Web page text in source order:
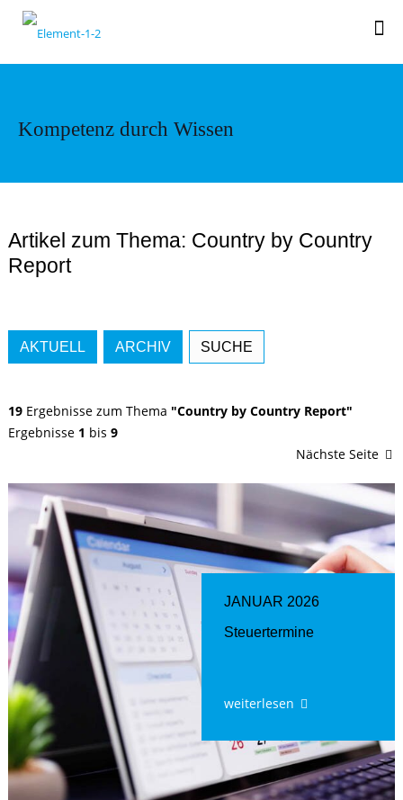
Kompetenz durch Wissen
Artikel zum Thema: Country by Country
Report
AKTUELL ARCHIV SUCHE
19 Ergebnisse zum Thema "Country by Country Report"
Ergebnisse 1 bis9
Nächste Seite
JANUAR 2026
Steuertermine
weiterlesen